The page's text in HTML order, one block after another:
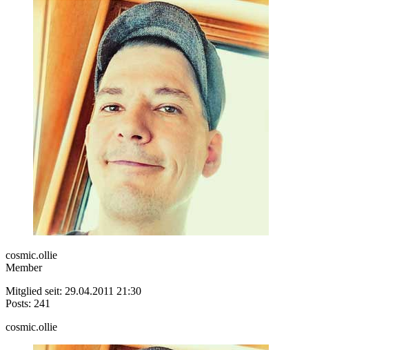
cosmic.ollie
Member
Mitglied seit: 29.04.2011 21:30
Posts: 241
cosmic.ollie